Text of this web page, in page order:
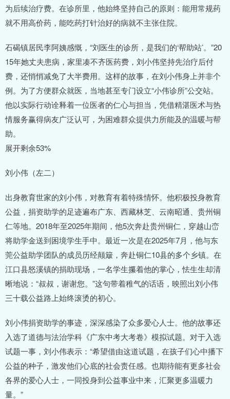
为后续治疗费。在诊所里，他始终坚持自己的原则：能用常规药
就不用高价药，能吃药打针治好的病就不主张住院。
石碣镇居民李阿姨感慨，“刘医生的诊所，是我们的‘帮助站’。”20
15年她丈夫患病，家里凑不齐医药费，刘小伟坚持先治疗后付
费，还悄悄减免了大半费用。这样的故事，在刘小伟身上并非个
例。为了方便群众就医，当地甚至专门设立“小伟诊所”公交站。
他以实际行动诠释着一位医者的仁心与担当，凭借精湛医术与热
情服务赢得病友广泛认可，为困难群众提供力所能及的温暖与帮
助。
展开剩余53%
刘小伟（左二）
出身教育世家的刘小伟，对教育有着特殊情怀。他积极投身教育
公益，捐资助学的足迹遍布广东、西藏林芝、云南昭通、贵州铜
仁等地。2018年至2025年期间，他5次奔赴贵州铜仁，穿越山峦
将助学金送到困境学生手中。最近一次是在2025年7月，他与东
莞公益助学团队的成员历经颠簸，奔赴铜仁10县的多个乡镇。在
江口县怒溪镇的捐助现场，一名学生攥着他的掌心，怯生生却清
晰地说：“叔叔，谢谢您。”这句带着稚气的话语，映照出刘小伟
三十载公益路上始终滚烫的初心。
刘小伟捐资助学的事迹，深深感染了众多爱心人士。他的故事还
入选了道德与法治学科《广东中考大考卷》模拟试题。对于入选
试题一事，刘小伟表示：“希望借由这道试题，在孩子们心中播下
公益的种子，激发他们心底的社会责任感。也期待能有更多社会
各界的爱心人士，一同投身到公益事业中来，汇聚更多温暖力
量。”